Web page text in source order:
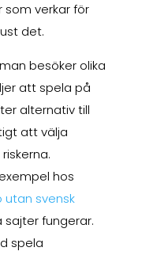
som verkar för
det.
besöker olika
att spela på
alternativ till
att välja
hos
utan svensk
sajter fungerar.
spela